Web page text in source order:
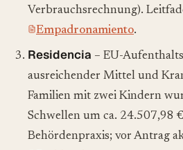
Verbrauchsrechnung).
Empadronamiento.
Residencia – EU-
ausreichender Mittel und
Familien mit zwei Kindern
Schwellen um ca. 24.507,98
Behördenpraxis; vor Antrag